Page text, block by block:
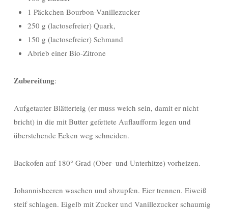
1 Päckchen Bourbon-Vanillezucker
250 g (lactosefreier) Quark,
150 g (lactosefreier) Schmand
Abrieb einer Bio-Zitrone
Zubereitung:
Aufgetauter Blätterteig (er muss weich sein, damit er nicht
bricht) in die mit Butter gefettete Auflaufform legen und
überstehende Ecken weg schneiden.
Backofen auf 180° Grad (Ober- und Unterhitze) vorheizen.
Johannisbeeren waschen und abzupfen. Eier trennen. Eiweiß
steif schlagen. Eigelb mit Zucker und Vanillezucker schaumig